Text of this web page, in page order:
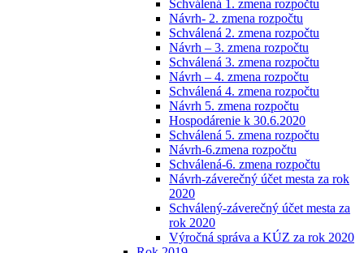
Schválená 1. zmena rozpočtu
Návrh- 2. zmena rozpočtu
Schválená 2. zmena rozpočtu
Návrh – 3. zmena rozpočtu
Schválená 3. zmena rozpočtu
Návrh – 4. zmena rozpočtu
Schválená 4. zmena rozpočtu
Návrh 5. zmena rozpočtu
Hospodárenie k 30.6.2020
Schválená 5. zmena rozpočtu
Návrh-6.zmena rozpočtu
Schválená-6. zmena rozpočtu
Návrh-záverečný účet mesta za rok
2020
Schválený-záverečný účet mesta za
rok 2020
Výročná správa a KÚZ za rok 2020